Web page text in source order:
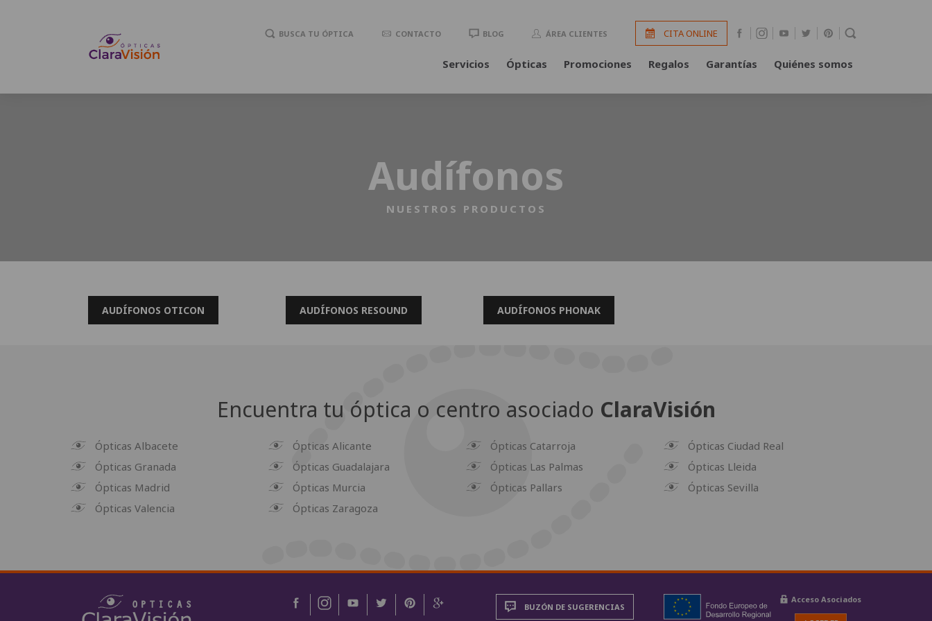
BUSCA TU ÓPTICA CONTACTO BLOG ÁREA CLIENTES CITA ONLINE
Servicios Ópticas Promociones Regalos Garantías Quiénes somos
Audífonos
NUESTROS PRODUCTOS
AUDÍFONOS OTICON AUDÍFONOS RESOUND AUDÍFONOS PHONAK
Encuentra tu óptica o centro asociado ClaraVisión
Ópticas Albacete Ópticas Alicante Ópticas Catarroja
Ópticas Ciudad Real
Ópticas Granada
Ópticas Guadalajara Ópticas Las Palmas
Ópticas Lleida
Ópticas Madrid
Ópticas Murcia Ópticas Pallars
Ópticas Sevilla
Ópticas Valencia
Ópticas Zaragoza
BUZÓN DE SUGERENCIAS
Acceso Asociados